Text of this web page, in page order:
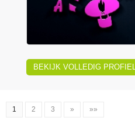
BEKIJK VOLLEDIG PROFIEL
1 2 3 » »»